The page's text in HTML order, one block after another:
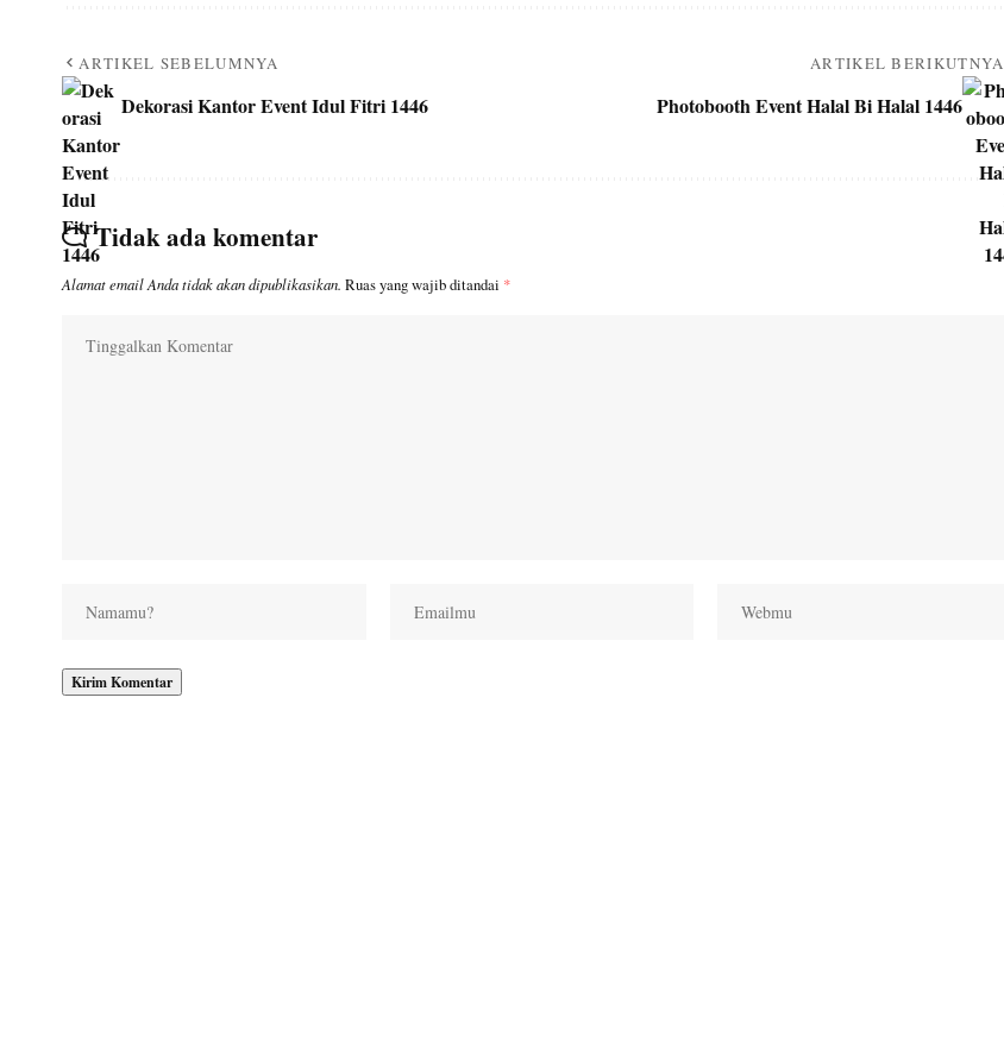
ARTIKEL SEBELUMNYA
Dekorasi Kantor Event Idul Fitri 1446
ARTIKEL BERIKUTNYA
Photobooth Event Halal Bi Halal 1446
Tidak ada komentar
Alamat email Anda tidak akan dipublikasikan. Ruas yang wajib ditandai *